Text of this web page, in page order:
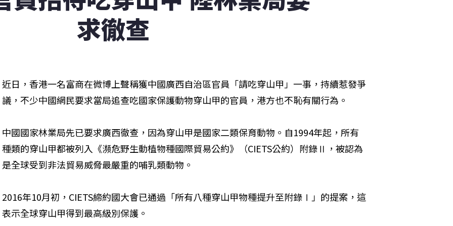
求徹查
近日，香港一名富商在微博上聲稱獲中國廣西自治區官員「請吃穿山甲」一事，持續惹發爭
議，不少中國網民要求當局追查吃國家保護動物穿山甲的官員，港方也不恥有關行為。
中國國家林業局先已要求廣西徹查，因為穿山甲是國家二類保育動物。自1994年起，所有
種類的穿山甲都被列入《瀕危野生動植物種國際貿易公約》（CIETS公約）附錄Ⅱ，被認為
是全球受到非法貿易威脅最嚴重的哺乳類動物。
2016年10月初，CIETS締約國大會已通過「所有八種穿山甲物種提升至附錄Ⅰ」的提案，這
表示全球穿山甲得到最高級別保護。